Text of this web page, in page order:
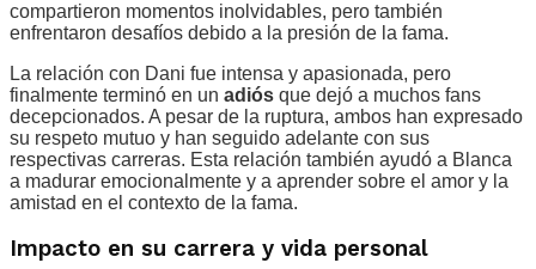
compartieron momentos inolvidables, pero también
enfrentaron desafíos debido a la presión de la fama.
La relación con Dani fue intensa y apasionada, pero
finalmente terminó en un adiós que dejó a muchos fans
decepcionados. A pesar de la ruptura, ambos han expresado
su respeto mutuo y han seguido adelante con sus
respectivas carreras. Esta relación también ayudó a Blanca
a madurar emocionalmente y a aprender sobre el amor y la
amistad en el contexto de la fama.
Impacto en su carrera y vida personal